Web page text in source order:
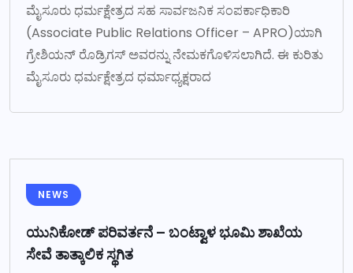
ಮೈಸೂರು ಧರ್ಮಕ್ಷೇತ್ರದ ಸಹ ಸಾರ್ವಜನಿಕ ಸಂಪರ್ಕಾಧಿಕಾರಿ
(Associate Public Relations Officer – APRO)ಯಾಗಿ
ಗ್ರೇಶಿಯನ್ ರೊಡ್ರಿಗಸ್ ಅವರನ್ನು ನೇಮಕಗೊಳಿಸಲಾಗಿದೆ. ಈ ಕುರಿತು
ಮೈಸೂರು ಧರ್ಮಕ್ಷೇತ್ರದ ಧರ್ಮಾಧ್ಯಕ್ಷರಾದ
NEWS
ಯುನಿಕೋಡ್ ಪರಿವರ್ತನೆ – ಬಂಟ್ವಾಳ ಭೂಮಿ ಶಾಖೆಯ
ಸೇವೆ ತಾತ್ಕಾಲಿಕ ಸ್ಥಗಿತ